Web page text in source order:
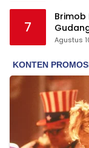
7
Agustus